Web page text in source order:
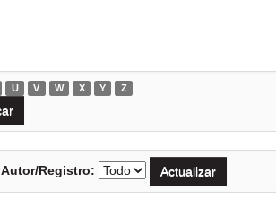
U V W X Y Z
Autor/Registro: